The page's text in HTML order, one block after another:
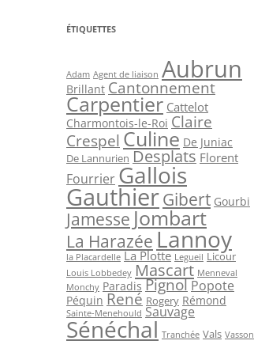
ÉTIQUETTES
Adam Agent de liaison Aubrun
Brillant Cantonnement
Carpentier Cattelot
Charmontois-le-Roi Claire
Crespel Culine De Juniac
De Lannurien Desplats Florent
Fourrier Gallois
GauthierGibert Gourbi
JamesseJombart
La HarazéeLannoy
la Placardelle La Plotte Legueil Licour
Louis Lobbedey Mascart Menneval
Monchy Paradis Pignol Popote
Péquin René Rogery Rémond
Sainte-Menehould Sauvage
Sénéchal Tranchée Vals Vasson